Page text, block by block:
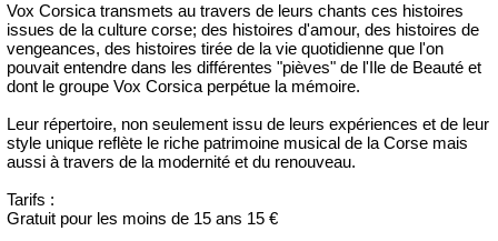
Vox Corsica transmets au travers de leurs chants ces histoires
issues de la culture corse; des histoires d'amour, des histoires de
vengeances, des histoires tirée de la vie quotidienne que l'on
pouvait entendre dans les différentes "pièves" de l'Ile de Beauté et
dont le groupe Vox Corsica perpétue la mémoire.
Leur répertoire, non seulement issu de leurs expériences et de leur
style unique reflète le riche patrimoine musical de la Corse mais
aussi à travers de la modernité et du renouveau.
Tarifs :
Gratuit pour les moins de 15 ans 15 €